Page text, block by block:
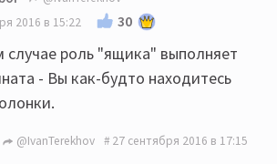
2016 в 15:22
30
случае роль "ящика" выполняет
- Вы как-будто находитесь
@IvanTerekhov 27 сентября 2016 в 17:15